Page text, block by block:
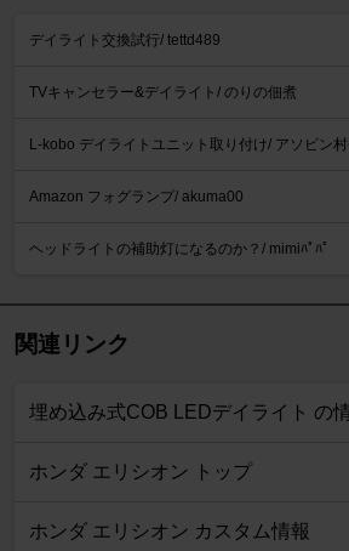
デイライト交換試行/ tettd489
TVキャンセラー&デイライト/ のりの佃煮
L-kobo デイライトユニット取り付け/ アソビン
Amazon フォグランプ/ akuma00
ヘッドライトの補助灯になるのか？/ mimiﾊﾟﾊﾟ
関連リンク
埋め込み式COB LEDデイライト の
ホンダ エリシオン トップ
ホンダ エリシオン カスタム情報